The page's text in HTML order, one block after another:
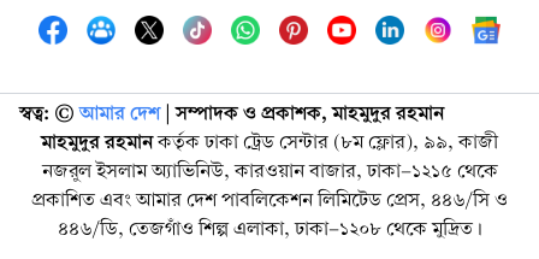
স্বত্ব: ©️ আমার দেশ| সম্পাদক ও প্রকাশক, মাহমুদুর রহমান
মাহমুদুর রহমানকর্তৃক ঢাকা ট্রেড সেন্টার (৮ম ফ্লোর), ৯৯, কাজী
নজরুল ইসলাম অ্যাভিনিউ, কারওয়ান বাজার, ঢাকা-১২১৫ থেকে
প্রকাশিত এবং আমার দেশ পাবলিকেশন লিমিটেড প্রেস, ৪৪৬/সি ও
৪৪৬/ডি, তেজগাঁও শিল্প এলাকা, ঢাকা-১২০৮ থেকে মুদ্রিত।